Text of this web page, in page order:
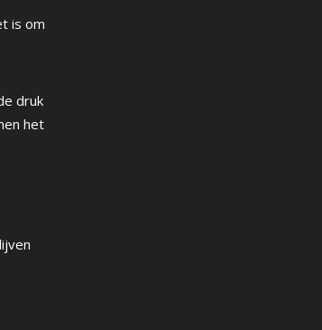
is om
druk
het